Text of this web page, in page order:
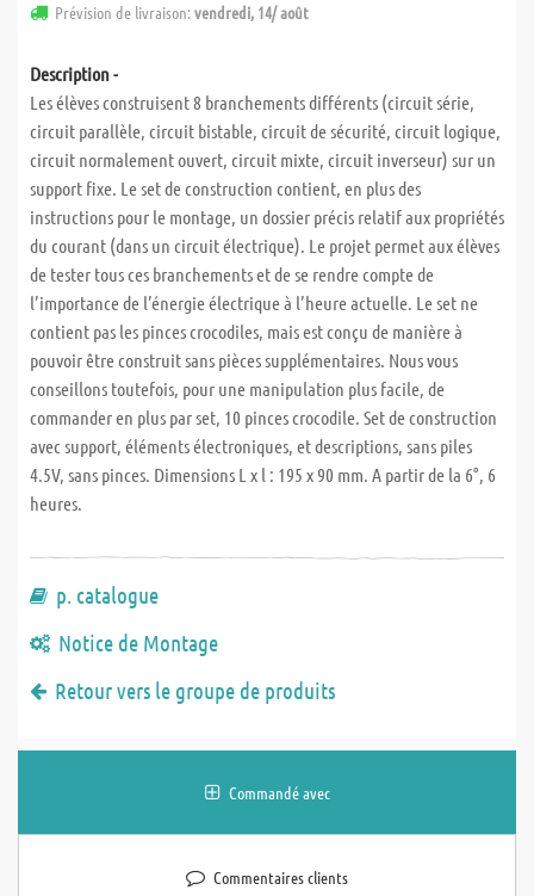
Prévision de livraison:vendredi, 14/ août
Description -
Les élèves construisent 8 branchements différents (circuit série,
circuit parallèle, circuit bistable, circuit de sécurité, circuit logique,
circuit normalement ouvert, circuit mixte, circuit inverseur) sur un
support fixe. Le set de construction contient, en plus des
instructions pour le montage, un dossier précis relatif aux propriétés
du courant (dans un circuit électrique). Le projet permet aux élèves
de tester tous ces branchements et de se rendre compte de
l’importance de l’énergie électrique à l’heure actuelle. Le set ne
contient pas les pinces crocodiles, mais est conçu de manière à
pouvoir être construit sans pièces supplémentaires. Nous vous
conseillons toutefois, pour une manipulation plus facile, de
commander en plus par set, 10 pinces crocodile. Set de construction
avec support, éléments électroniques, et descriptions, sans piles
4.5V, sans pinces. Dimensions L x l : 195 x 90 mm. A partir de la 6°, 6
heures.
p. catalogue
Notice de Montage
Retour vers le groupe de produits
Commandé avec
Commentaires clients